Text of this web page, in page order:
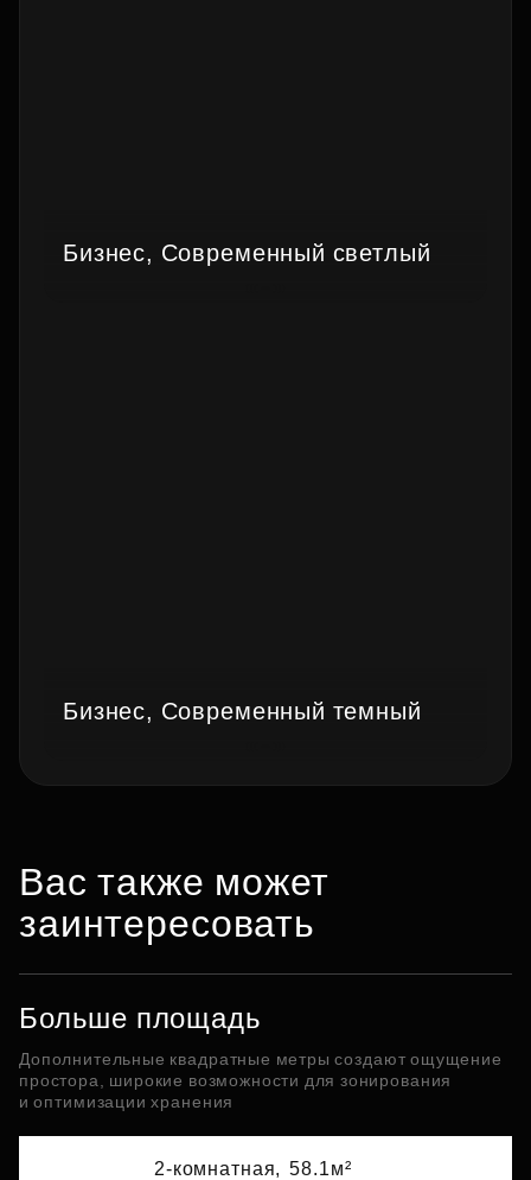
Бизнес, Современный светлый
Бизнес, Современный темный
Вас также может
заинтересовать
Больше площадь
Дополнительные квадратные метры создают ощущение
простора, широкие возможности для зонирования
и оптимизации хранения
2-комнатная, 58.1м²